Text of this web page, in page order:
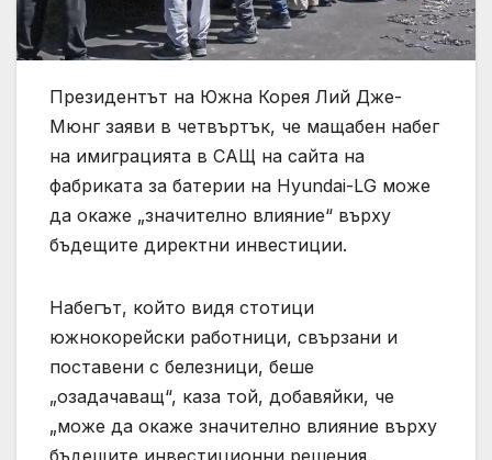
Президентът на Южна Корея Лий Дже-
Мюнг заяви в четвъртък, че мащабен набег
на имиграцията в САЩ на сайта на
фабриката за батерии на Hyundai-LG може
да окаже „значително влияние“ върху
бъдещите директни инвестиции.
Набегът, който видя стотици
южнокорейски работници, свързани и
поставени с белезници, беше
„озадачаващ“, каза той, добавяйки, че
„може да окаже значително влияние върху